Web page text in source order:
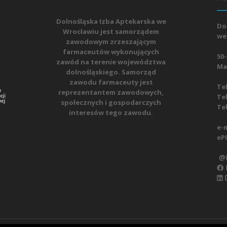
Dolnośląska Izba Aptekarska we
Wrocławiu jest samorządem
zawodowym zrzeszającym
farmaceutów wykonujących
zawód na terenie województwa
dolnośląskiego. Samorząd
zawodu farmaceuty jest
reprezentantem zawodowych,
społecznych i gospodarczych
interesów tego zawodu.
e-